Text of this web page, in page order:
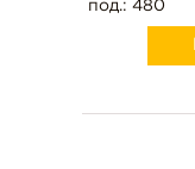
под.: 480